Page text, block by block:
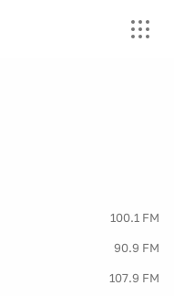
100.1 FM
90.9 FM
107.9 FM